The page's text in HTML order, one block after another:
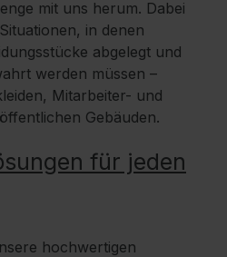
mit uns herum. Dabei
in denen
abgelegt und
werden müssen –
Mitarbeiter- und
Gebäuden.
für jeden
hochwertigen